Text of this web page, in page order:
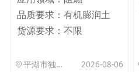
品质要求： 有机膨润土
货源要求： 不限
平湖市独山港镇集港路 589 号 2026-08-06